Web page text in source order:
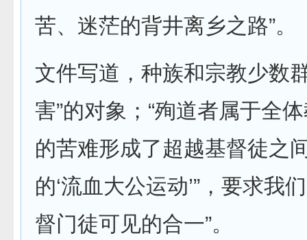
苦、迷茫的背井离乡之路”。
文件写道，种族和宗教少数
害”的对象；“殉道者属于全
的苦难形成了超越基督徒之
的‘流血大公运动’”，要求我
督门徒可见的合一”。